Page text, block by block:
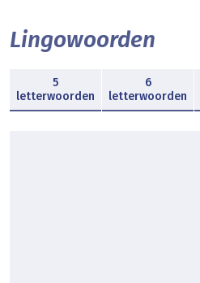
Lingowoorden
5
letterwoorden
6
letterwoorden